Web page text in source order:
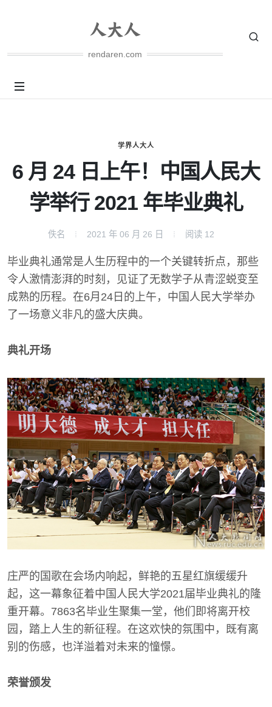
rendaren.com
学界人大人
6 月 24 日上午！中国人民大
学举行 2021 年毕业典礼
佚名 2021 年 06 月 26 日 阅读 12
毕业典礼通常是人生历程中的一个关键转折点，那些
令人激情澎湃的时刻，见证了无数学子从青涩蜕变至
成熟的历程。在6月24日的上午，中国人民大学举办
了一场意义非凡的盛大庆典。
典礼开场
庄严的国歌在会场内响起，鲜艳的五星红旗缓缓升
起，这一幕象征着中国人民大学2021届毕业典礼的隆
重开幕。7863名毕业生聚集一堂，他们即将离开校
园，踏上人生的新征程。在这欢快的氛围中，既有离
别的伤感，也洋溢着对未来的憧憬。
荣誉颁发